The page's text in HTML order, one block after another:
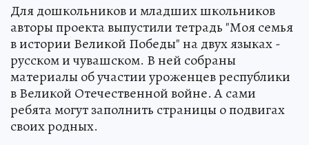
Для дошкольников и младших школьников
авторы проекта выпустили тетрадь "Моя семья
в истории Великой Победы" на двух языках -
русском и чувашском. В ней собраны
материалы об участии уроженцев республики
в Великой Отечественной войне. А сами
ребята могут заполнить страницы о подвигах
своих родных.